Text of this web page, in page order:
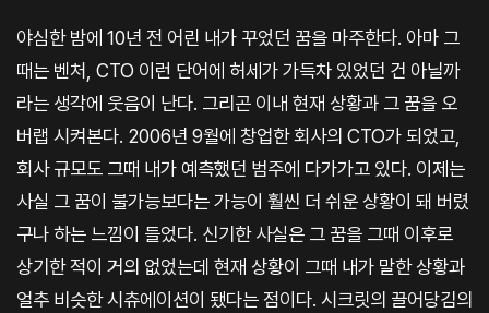
야심한 밤에 10년 전 어린 내가 꾸었던 꿈을 마주한다. 아마 그
때는 벤처, CTO 이런 단어에 허세가 가득차 있었던 건 아닐까
라는 생각에 웃음이 난다. 그리곤 이내 현재 상황과 그 꿈을 오
버랩 시켜본다. 2006년 9월에 창업한 회사의 CTO가 되었고,
회사 규모도 그때 내가 예측했던 범주에 다가가고 있다. 이제는
사실 그 꿈이 불가능보다는 가능이 훨씬 더 쉬운 상황이 돼 버렸
구나 하는 느낌이 들었다. 신기한 사실은 그 꿈을 그때 이후로
상기한 적이 거의 없었는데 현재 상황이 그때 내가 말한 상황과
얼추 비슷한 시츄에이션이 됐다는 점이다. 시크릿의 끌어당김의